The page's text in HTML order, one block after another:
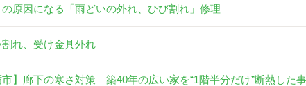
原因になる「雨どいの外れ、ひび割れ」修理
れ、受け金具外れ
市】廊下の寒さ対策｜築40年の広い家を“1階半分だけ”断熱した